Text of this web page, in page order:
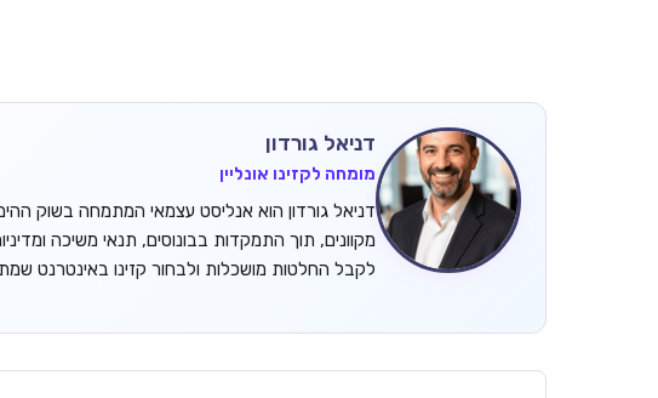
דניאל גורדון
מומחה לקזינו אונליין
מקוונים, תוך התמקדות בבונוסים, תנאי משיכה
לקבל החלטות מושכלות ולבחור קזינו באינטרנט